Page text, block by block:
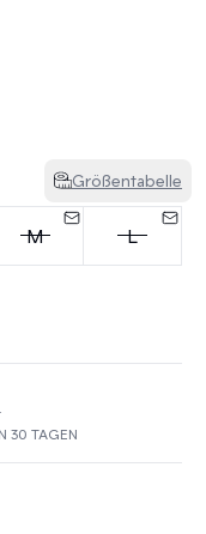
Größentabelle
M L
30 TAGEN